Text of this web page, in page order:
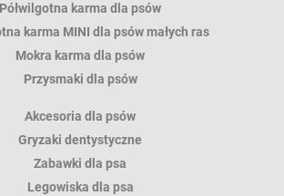
Półwilgotna karma dla psów
karma MINI dla psów małych ras
Mokra karma dla psów
Przysmaki dla psów
Akcesoria dla psów
Gryzaki dentystyczne
Zabawki dla psa
Legowiska dla psa